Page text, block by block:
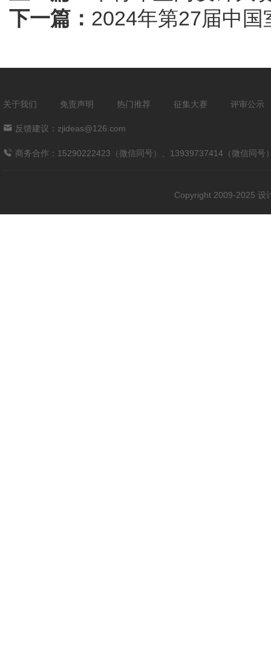
下一篇： 2024年第27届中
关于我们 免责声明 热门推荐 征集大赛 评审公示
反馈建议：zjideas@126.com
商务合作：15290222423（微信同号）、13939737414（微信同号
Copyright 2009-2025 设